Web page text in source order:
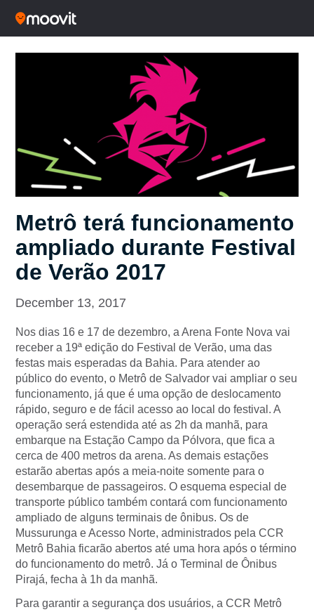
Metrô terá funcionamento
ampliado durante Festival
de Verão 2017
December 13, 2017
Nos dias 16 e 17 de dezembro, a Arena Fonte Nova vai
receber a 19ª edição do Festival de Verão, uma das
festas mais esperadas da Bahia. Para atender ao
público do evento, o Metrô de Salvador vai ampliar o seu
funcionamento, já que é uma opção de deslocamento
rápido, seguro e de fácil acesso ao local do festival. A
operação será estendida até as 2h da manhã, para
embarque na Estação Campo da Pólvora, que fica a
cerca de 400 metros da arena. As demais estações
estarão abertas após a meia-noite somente para o
desembarque de passageiros. O esquema especial de
transporte público também contará com funcionamento
ampliado de alguns terminais de ônibus. Os de
Mussurunga e Acesso Norte, administrados pela CCR
Metrô Bahia ficarão abertos até uma hora após o término
do funcionamento do metrô. Já o Terminal de Ônibus
Pirajá, fecha à 1h da manhã.
Para garantir a segurança dos usuários, a CCR Metrô